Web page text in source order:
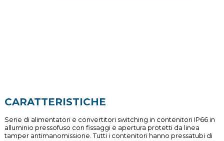
CARATTERISTICHE
Serie di alimentatori e convertitori switching in contenitori IP66 in
alluminio pressofuso con fissaggi e apertura protetti da linea
tamper antimanomissione. Tutti i contenitori hanno pressatubi di